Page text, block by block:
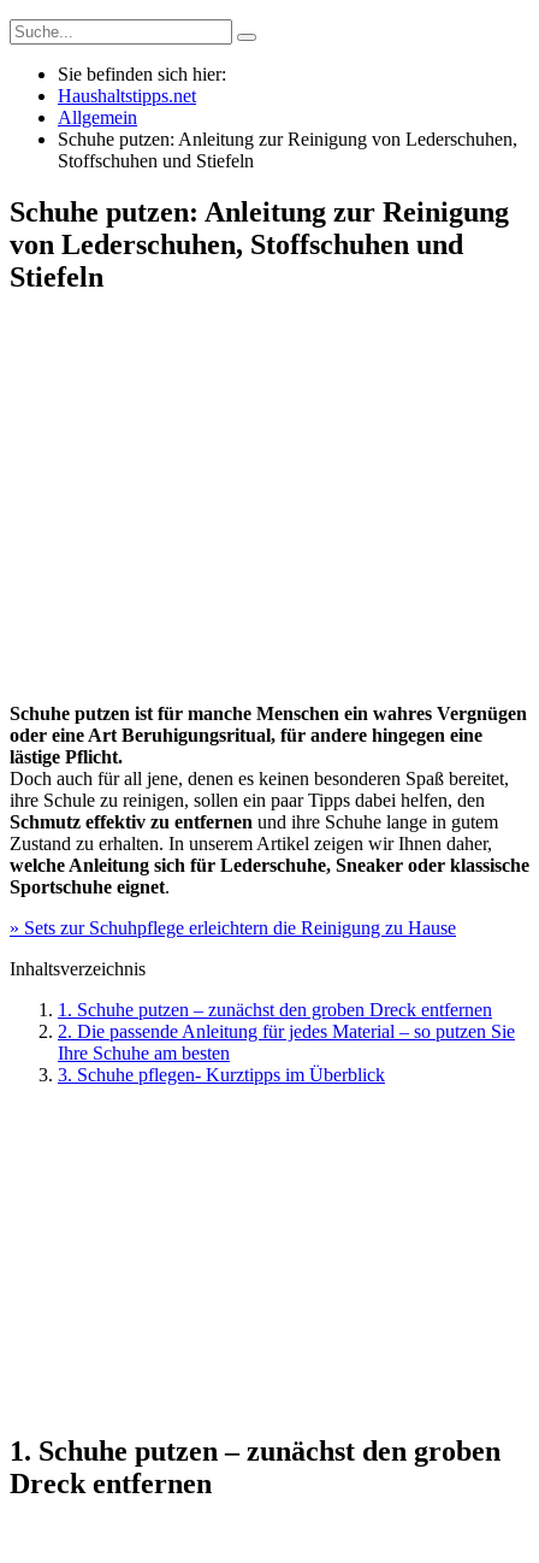
Sie befinden sich hier:
Haushaltstipps.net
Allgemein
Schuhe putzen: Anleitung zur Reinigung von Lederschuhen,
Stoffschuhen und Stiefeln
Schuhe putzen: Anleitung zur Reinigung
von Lederschuhen, Stoffschuhen und
Stiefeln
Schuhe putzen ist für manche Menschen ein wahres Vergnügen
oder eine Art Beruhigungsritual, für andere hingegen eine
lästige Pflicht.
Doch auch für all jene, denen es keinen besonderen Spaß bereitet,
ihre Schule zu reinigen, sollen ein paar Tipps dabei helfen, den
Schmutz effektiv zu entfernen und ihre Schuhe lange in gutem
Zustand zu erhalten. In unserem Artikel zeigen wir Ihnen daher,
welche Anleitung sich für Lederschuhe, Sneaker oder klassische
Sportschuhe eignet.
» Sets zur Schuhpflege erleichtern die Reinigung zu Hause
Inhaltsverzeichnis
1. Schuhe putzen – zunächst den groben Dreck entfernen
2. Die passende Anleitung für jedes Material – so putzen Sie
Ihre Schuhe am besten
3. Schuhe pflegen- Kurztipps im Überblick
1. Schuhe putzen – zunächst den groben
Dreck entfernen